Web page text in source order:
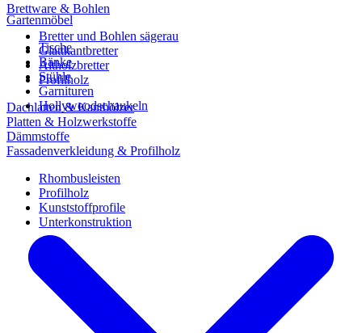
Gartenmöbel
Tische
Bänke
Stühle
Garnituren
Hollywoodschaukeln
Brettware & Bohlen
Bretter und Bohlen sägerau
Glattkantbretter
Altholzbretter
Profilholz
Dachlatten & Kanthölzer
Platten & Holzwerkstoffe
Dämmstoffe
Fassadenverkleidung & Profilholz
Rhombusleisten
Profilholz
Kunststoffprofile
Unterkonstruktion